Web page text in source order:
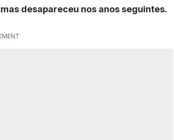
desapareceu nos anos seguintes.